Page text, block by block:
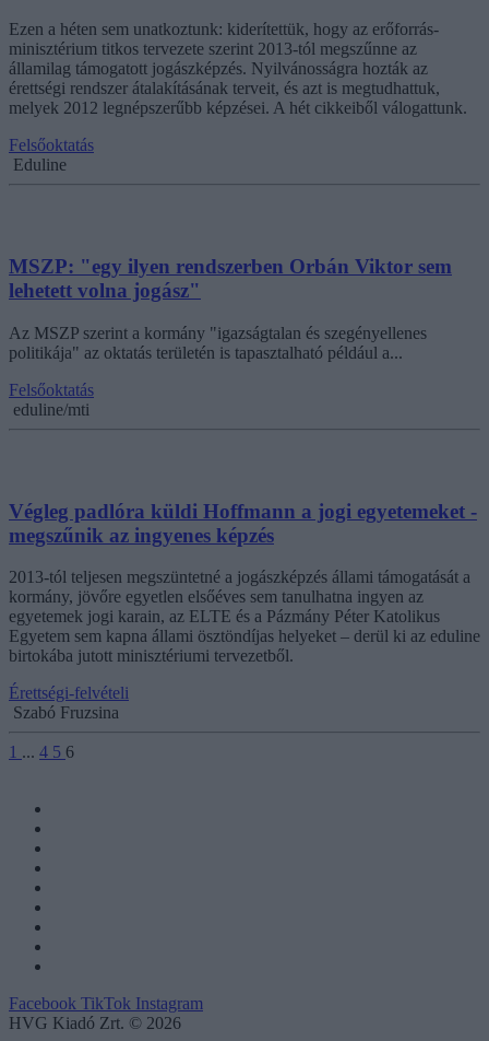
Ezen a héten sem unatkoztunk: kiderítettük, hogy az erőforrás-
minisztérium titkos tervezete szerint 2013-tól megszűnne az
államilag támogatott jogászképzés. Nyilvánosságra hozták az
érettségi rendszer átalakításának terveit, és azt is megtudhattuk,
melyek 2012 legnépszerűbb képzései. A hét cikkeiből válogattunk.
Felsőoktatás
Eduline
MSZP: "egy ilyen rendszerben Orbán Viktor sem
lehetett volna jogász"
Az MSZP szerint a kormány "igazságtalan és szegényellenes
politikája" az oktatás területén is tapasztalható például a...
Felsőoktatás
eduline/mti
Végleg padlóra küldi Hoffmann a jogi egyetemeket -
megszűnik az ingyenes képzés
2013-tól teljesen megszüntetné a jogászképzés állami támogatását a
kormány, jövőre egyetlen elsőéves sem tanulhatna ingyen az
egyetemek jogi karain, az ELTE és a Pázmány Péter Katolikus
Egyetem sem kapna állami ösztöndíjas helyeket – derül ki az eduline
birtokába jutott minisztériumi tervezetből.
Érettségi-felvételi
Szabó Fruzsina
1 ... 4 5 6
Facebook TikTok Instagram
HVG Kiadó Zrt. © 2026